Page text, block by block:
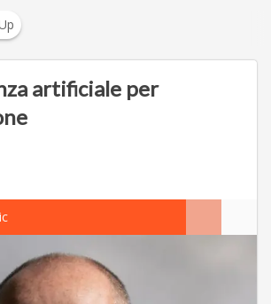
artificiale per